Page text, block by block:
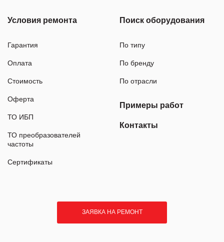
Условия ремонта
Гарантия
Оплата
Стоимость
Оферта
ТО ИБП
ТО преобразователей
частоты
Сертификаты
Поиск оборудования
По типу
По бренду
По отрасли
Примеры работ
Контакты
ЗАЯВКА НА РЕМОНТ